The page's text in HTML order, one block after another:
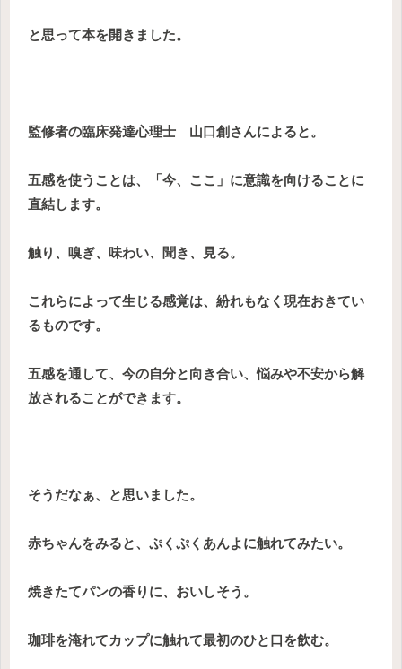
と思って本を開きました。
監修者の臨床発達心理士 山口創さんによると。
五感を使うことは、「今、ここ」に意識を向けることに
直結します。
触り、嗅ぎ、味わい、聞き、見る。
これらによって生じる感覚は、紛れもなく現在おきてい
るものです。
五感を通して、今の自分と向き合い、悩みや不安から解
放されることができます。
そうだなぁ、と思いました。
赤ちゃんをみると、ぷくぷくあんよに触れてみたい。
焼きたてパンの香りに、おいしそう。
珈琲を淹れてカップに触れて最初のひと口を飲む。